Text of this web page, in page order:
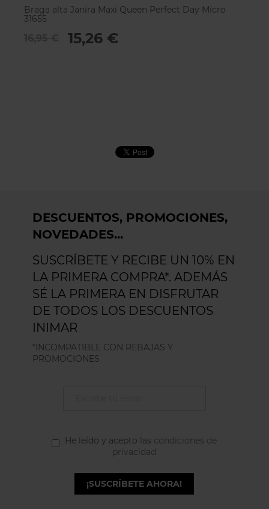
Braga alta Janira Maxi Queen Perfect Day Micro
31655
15,26 €
DESCUENTOS, PROMOCIONES,
NOVEDADES...
SUSCRÍBETE Y RECIBE UN 10% EN
LA PRIMERA COMPRA*. ADEMÁS
SÉ LA PRIMERA EN DISFRUTAR
DE TODOS LOS DESCUENTOS
INIMAR
*INCOMPATIBLE CON REBAJAS Y
PROMOCIONES
He leído y acepto las condiciones de
privacidad
¡SUSCRÍBETE AHORA!